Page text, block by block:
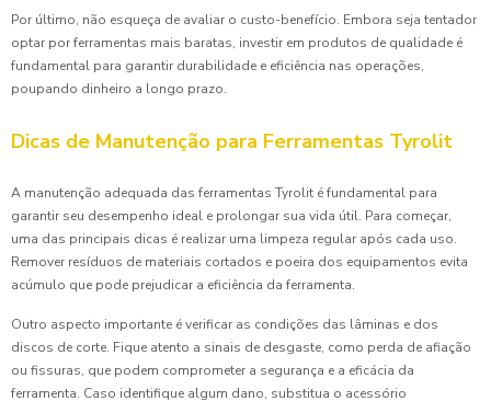
Por último, não esqueça de avaliar o custo-benefício. Embora seja tentador
optar por ferramentas mais baratas, investir em produtos de qualidade é
fundamental para garantir durabilidade e eficiência nas operações,
poupando dinheiro a longo prazo.
Dicas de Manutenção para Ferramentas Tyrolit
A manutenção adequada das ferramentas Tyrolit é fundamental para
garantir seu desempenho ideal e prolongar sua vida útil. Para começar,
uma das principais dicas é realizar uma limpeza regular após cada uso.
Remover resíduos de materiais cortados e poeira dos equipamentos evita
acúmulo que pode prejudicar a eficiência da ferramenta.
Outro aspecto importante é verificar as condições das lâminas e dos
discos de corte. Fique atento a sinais de desgaste, como perda de afiação
ou fissuras, que podem comprometer a segurança e a eficácia da
ferramenta. Caso identifique algum dano, substitua o acessório